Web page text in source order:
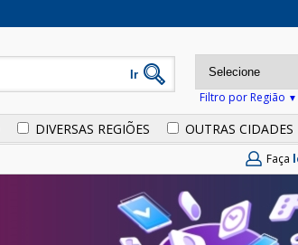
Filtro por Região
DIVERSAS REGIÕES OUTRAS CIDADES
Faça